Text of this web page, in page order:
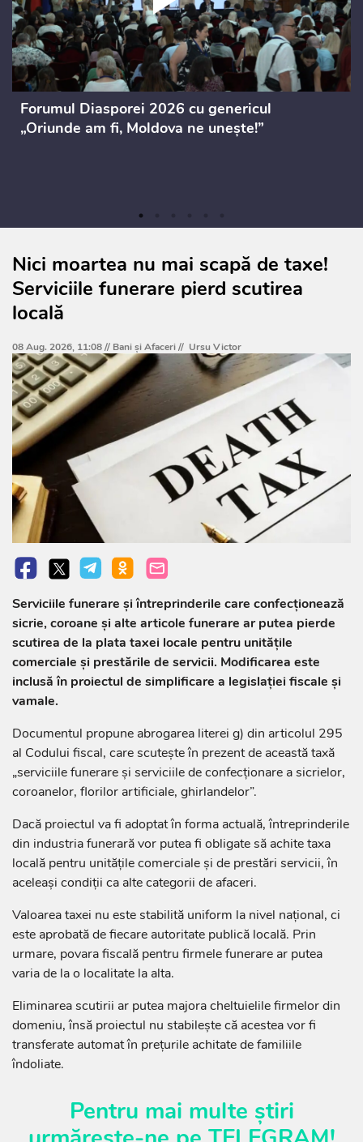
Forumul Diasporei 2026 cu genericul
„Oriunde am fi, Moldova ne unește!”
Nici moartea nu mai scapă de taxe!
Serviciile funerare pierd scutirea
locală
08 Aug. 2026, 11:08 // Bani și Afaceri// Ursu Victor
Serviciile funerare și întreprinderile care confecționează
sicrie, coroane și alte articole funerare ar putea pierde
scutirea de la plata taxei locale pentru unitățile
comerciale și prestările de servicii. Modificarea este
inclusă în proiectul de simplificare a legislației fiscale și
vamale.
Documentul propune abrogarea literei g) din articolul 295
al Codului fiscal, care scutește în prezent de această taxă
„serviciile funerare și serviciile de confecționare a sicrielor,
coroanelor, florilor artificiale, ghirlandelor”.
Dacă proiectul va fi adoptat în forma actuală, întreprinderile
din industria funerară vor putea fi obligate să achite taxa
locală pentru unitățile comerciale și de prestări servicii, în
aceleași condiții ca alte categorii de afaceri.
Valoarea taxei nu este stabilită uniform la nivel național, ci
este aprobată de fiecare autoritate publică locală. Prin
urmare, povara fiscală pentru firmele funerare ar putea
varia de la o localitate la alta.
Eliminarea scutirii ar putea majora cheltuielile firmelor din
domeniu, însă proiectul nu stabilește că acestea vor fi
transferate automat în prețurile achitate de familiile
îndoliate.
Pentru mai multe știri